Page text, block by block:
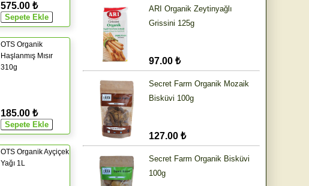
575.00 ₺
OTS Organik
Haşlanmış Mısır
310g
185.00 ₺
OTS Organik Ayçiçek
Yağı 1L
ARI Organik Zeytinyağlı
Grissini 125g
97.00 ₺
Secret Farm Organik Mozaik
Bisküvi 100g
127.00 ₺
Secret Farm Organik Bisküvi
100g